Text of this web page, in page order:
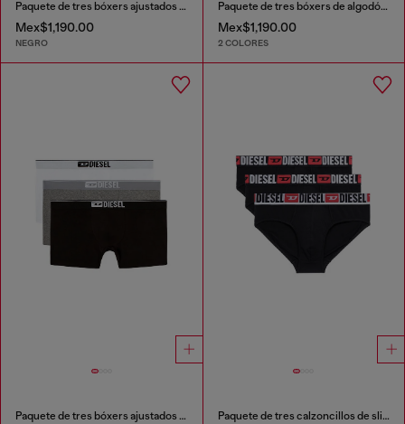
Paquete de tres bóxers ajustados de algodón elástico
Mex$1,190.00
NEGRO
Paquete de tres bóxers de algodón elástico con pretina tonal
Mex$1,190.00
2 COLORES
Paquete de tres bóxers ajustados de algodón elástico Paquete de tres calzoncillos de slip de color liso